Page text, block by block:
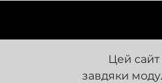
Цей
завдяки